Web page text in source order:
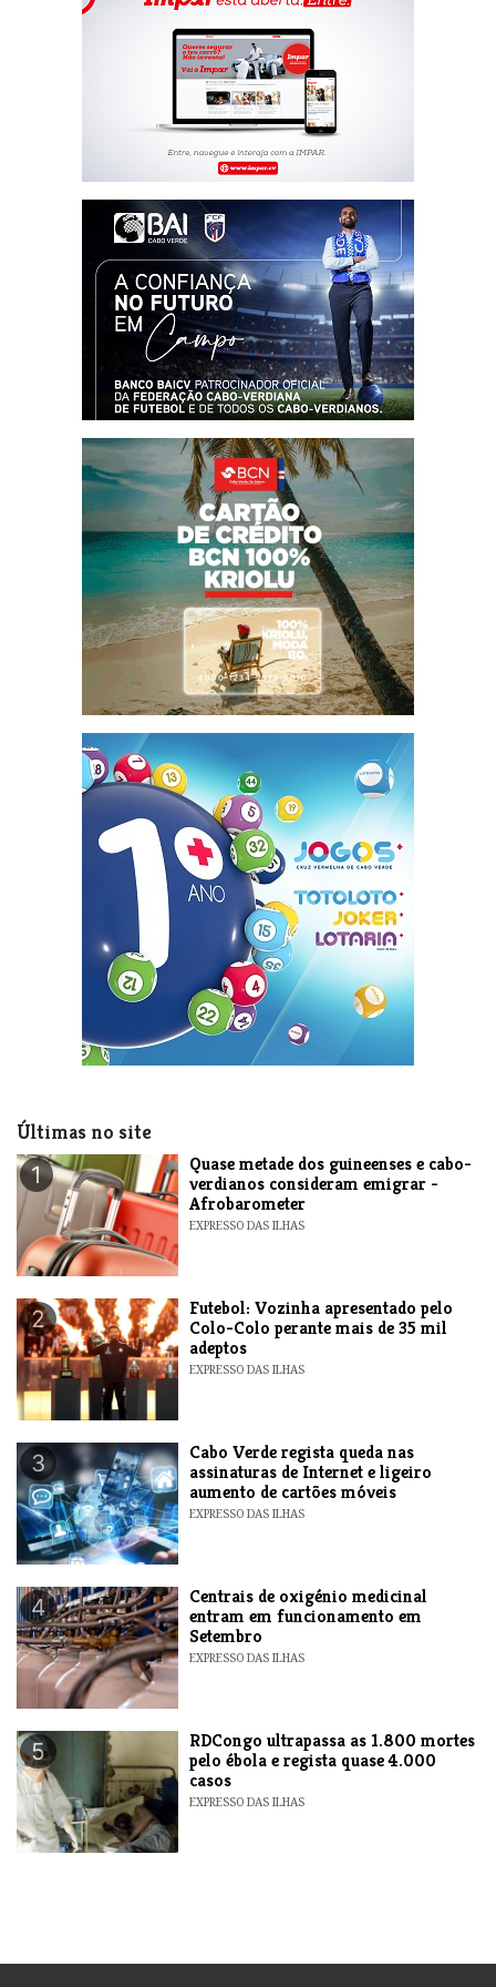
Últimas no site
1
Quase metade dos guineenses e cabo-
verdianos consideram emigrar -
Afrobarometer
EXPRESSO DAS ILHAS
2
Futebol: Vozinha apresentado pelo
Colo-Colo perante mais de 35 mil
adeptos
EXPRESSO DAS ILHAS
3
Cabo Verde regista queda nas
assinaturas de Internet e ligeiro
aumento de cartões móveis
EXPRESSO DAS ILHAS
4
Centrais de oxigénio medicinal
entram em funcionamento em
Setembro
EXPRESSO DAS ILHAS
5
RDCongo ultrapassa as 1.800 mortes
pelo ébola e regista quase 4.000
casos
EXPRESSO DAS ILHAS